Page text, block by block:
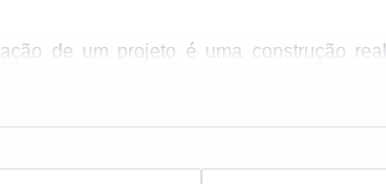
de um projeto é uma construção
a experiência dos usuários em